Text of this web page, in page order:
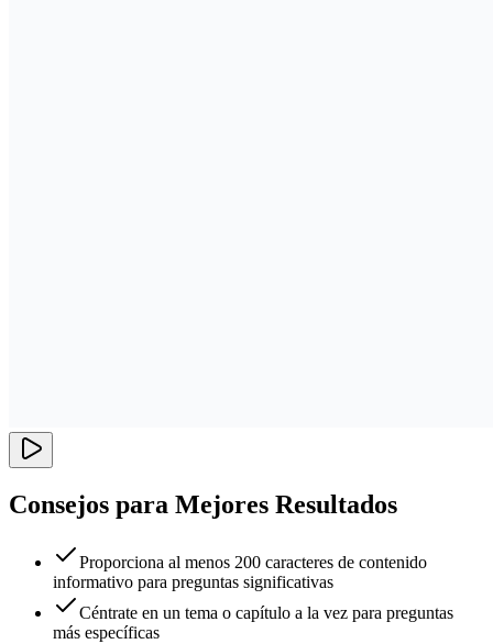
Consejos para Mejores Resultados
Proporciona al menos 200 caracteres de contenido
informativo para preguntas significativas
Céntrate en un tema o capítulo a la vez para preguntas
más específicas